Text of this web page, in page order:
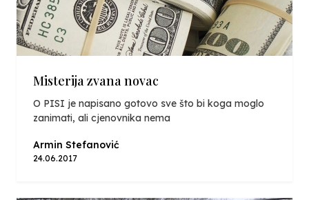
Misterija zvana novac
O PISI je napisano gotovo sve što bi koga moglo
zanimati, ali cjenovnika nema
Armin Stefanović
24.06.2017